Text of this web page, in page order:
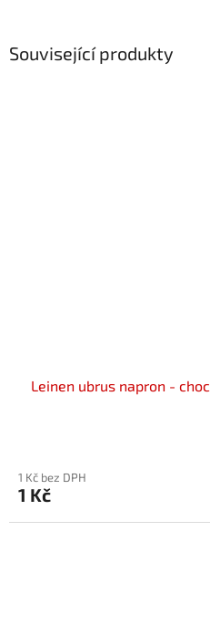
Související produkty
Leinen ubrus napron -
1 Kč bez DPH
1 Kč